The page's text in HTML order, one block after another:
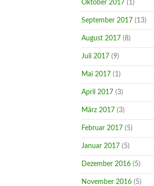
Oktober 2017 (1)
September 2017 (13)
August 2017 (8)
Juli 2017 (9)
Mai 2017 (1)
April 2017 (3)
März 2017 (3)
Februar 2017 (5)
Januar 2017 (5)
Dezember 2016 (5)
November 2016 (5)